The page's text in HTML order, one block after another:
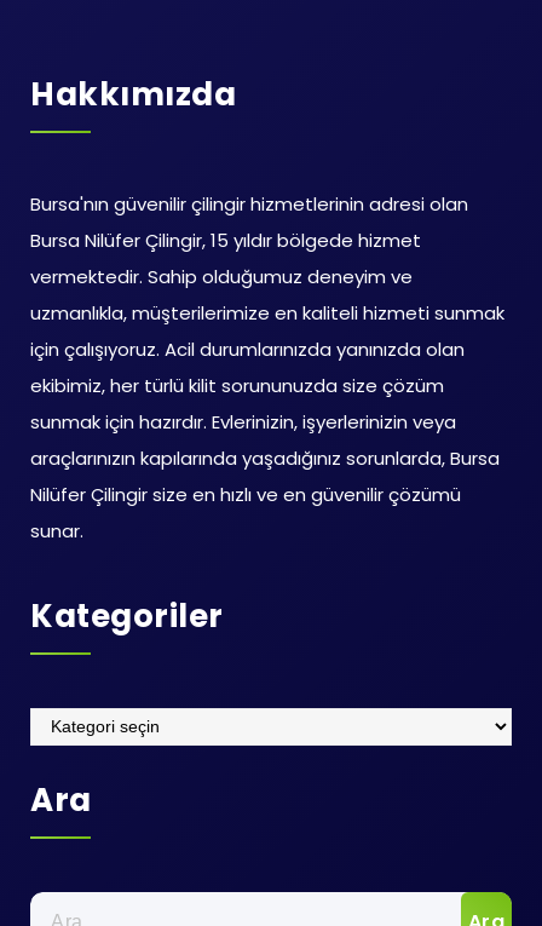
Hakkımızda
Bursa'nın güvenilir çilingir hizmetlerinin adresi olan
Bursa Nilüfer Çilingir, 15 yıldır bölgede hizmet
vermektedir. Sahip olduğumuz deneyim ve
uzmanlıkla, müşterilerimize en kaliteli hizmeti sunmak
için çalışıyoruz. Acil durumlarınızda yanınızda olan
ekibimiz, her türlü kilit sorununuzda size çözüm
sunmak için hazırdır. Evlerinizin, işyerlerinizin veya
araçlarınızın kapılarında yaşadığınız sorunlarda, Bursa
Nilüfer Çilingir size en hızlı ve en güvenilir çözümü
sunar.
Kategoriler
Kategoriler
Ara
Arama: